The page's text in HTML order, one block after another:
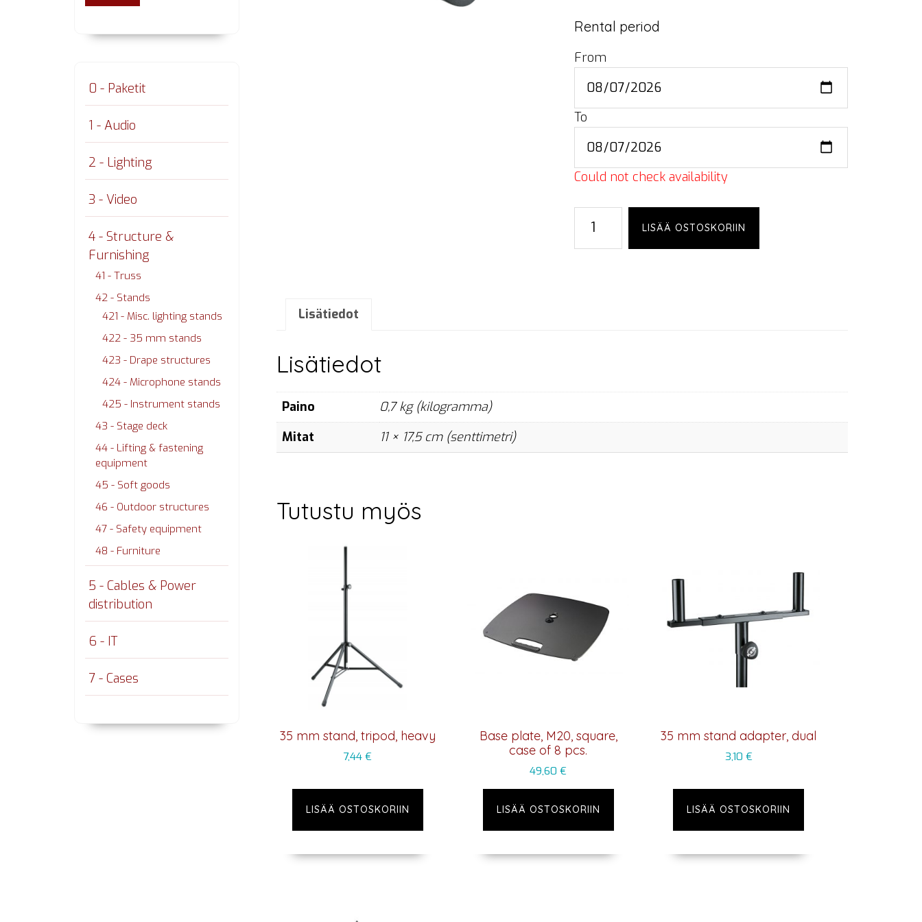
Rental period
From
To
Could not check availability
mm
stand
LISÄÄ OSTOSKORIIN
Lisätiedot
Lisätiedot
Paino
0,7 kg (kilogramma)
Mitat
11 × 17,5 cm (senttimetri)
Tutustu myös
35 mm stand, tripod, heavy
7,44€
LISÄÄ OSTOSKORIIN
Base plate, M20, square,
case of 8 pcs.
49,60 €
LISÄÄ OSTOSKORIIN
35 mm stand adapter, dual
3,10 €
LISÄÄ OSTOSKORIIN
0 - Paketit
1 - Audio
2 - Lighting
3 - Video
4 - Structure &
Furnishing
41 - Truss
42 - Stands
421 - Misc. lighting stands
422 - 35 mm stands
423 - Drape structures
424 - Microphone stands
425 - Instrument stands
43 - Stage deck
44 - Lifting & fastening
equipment
45 - Soft goods
46 - Outdoor structures
47 - Safety equipment
48 - Furniture
5 - Cables & Power
distribution
6 - IT
7 - Cases